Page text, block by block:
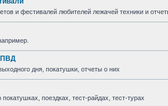
и фестивалей любителей лежачей техники и
ПВД
дня, покатушки, отчеты о них
поездках, тест-райдах, тест-турах